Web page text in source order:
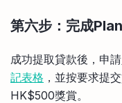
第六步：完成
成功提取貸款後，申
記表格 ，並按要求提
HK$500獎賞。